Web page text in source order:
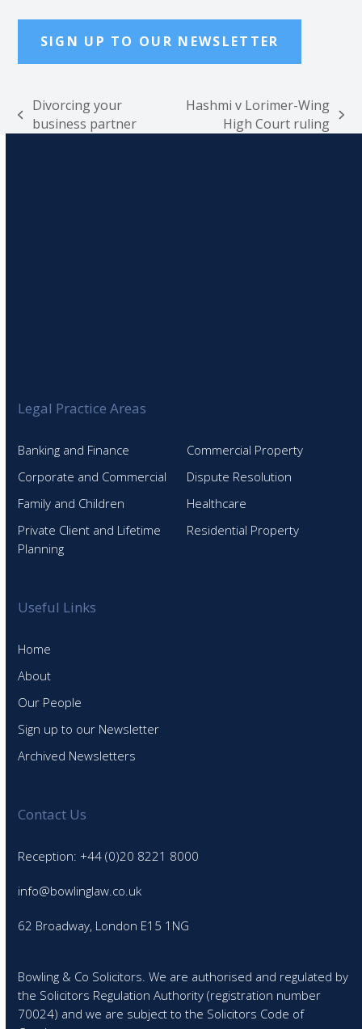
SIGN UP TO OUR NEWSLETTER
previous
Divorcing your
business partner
Hashmi v Lorimer-Wing
High Court ruling
Legal Practice Areas
Banking and Finance
Commercial Property
Corporate and Commercial
Dispute Resolution
Family and Children
Healthcare
Private Client and Lifetime
Planning
Residential Property
Useful Links
Home
About
Our People
Sign up to our Newsletter
Archived Newsletters
Contact Us
Reception: +44 (0)20 8221 8000
info@bowlinglaw.co.uk
62 Broadway, London E15 1NG
Bowling & Co Solicitors. We are authorised and regulated by
the Solicitors Regulation Authority (registration number
70024) and we are subject to the Solicitors Code of